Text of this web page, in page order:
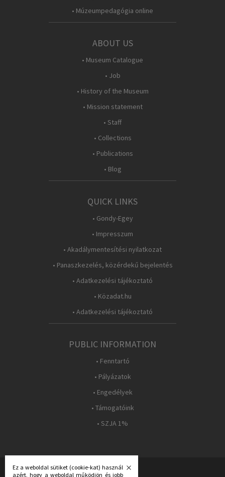
• Múzeumpedagógia online
ABOUT US
• Museum Catalogue
• Job
• History of the Museum
• Mission statement
• Staff
• Collections
• Publications
• Blog
QUICK LINKS
• Gondy-Egey
• Impresszum
• Akadálymentesítési nyilatkozat
• Panaszkezelés, közérdekű bejelentés
• Adatkezelési tájékoztató
• Közadat.hu
• Adatkezelési tájékoztató
PUBLIC INFORMATION
• Fenntartó
• Pályázatok
• Engedélyek
• Támogatóink
• SZJA 1%
Ez a weboldal sütiket (cookie-kat) használ
azért, hogy a weboldal működjön és jobb